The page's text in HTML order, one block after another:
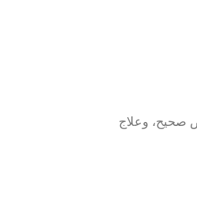
صحيح، وعلاج